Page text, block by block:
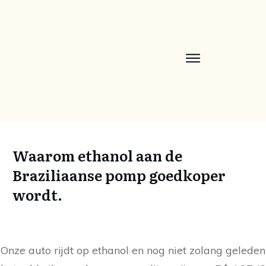
Waarom ethanol aan de
Braziliaanse pomp goedkoper
wordt.
Onze auto rijdt op ethanol en nog niet zolang geleden